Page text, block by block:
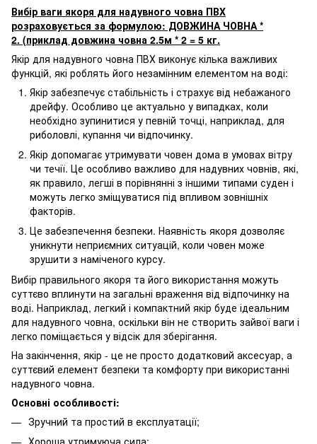
Вибір ваги якоря для надувного човна ПВХ
розраховується за формулою: ДОВЖИНА ЧОВНА *
2. (приклад довжина човна 2.5м * 2 = 5 кг.
Якір для надувного човна ПВХ виконує кілька важливих
функцій, які роблять його незамінним елементом на воді:
Якір забезпечує стабільність і страхує від небажаного
дрейфу. Особливо це актуально у випадках, коли
необхідно зупинитися у певній точці, наприклад, для
риболовлі, купання чи відпочинку.
Якір допомагає утримувати човен дома в умовах вітру
чи течії. Це особливо важливо для надувних човнів, які,
як правило, легші в порівнянні з іншими типами суден і
можуть легко зміщуватися під впливом зовнішніх
факторів.
Це забезпечення безпеки. Наявність якоря дозволяє
уникнути неприємних ситуацій, коли човен може
зрушити з наміченого курсу.
Вибір правильного якоря та його використання можуть
суттєво вплинути на загальні враження від відпочинку на
воді. Наприклад, легкий і компактний якір буде ідеальним
для надувного човна, оскільки він не створить зайвої ваги і
легко поміщається у відсік для зберігання.
На закінчення, якір - це не просто додатковий аксесуар, а
суттєвий елемент безпеки та комфорту при використанні
надувного човна.
Основні особливості:
Зручний та простий в експлуатації;